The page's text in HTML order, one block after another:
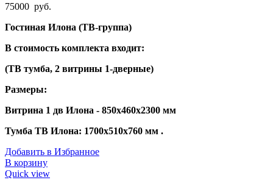
75000 руб.
Гостиная Илона (ТВ-группа)
В стоимость комплекта входит:
(ТВ тумба, 2 витрины 1-дверные)
Размеры:
Витрина 1 дв Илона - 850х460х2300 мм
Тумба ТВ Илона: 1700х510х760 мм .
Добавить в Избранное
В корзину
Quick view